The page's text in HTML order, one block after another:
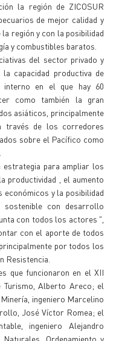
la región de ZICOSUR
de mejor calidad y
región y con la posibilidad
y combustibles baratos.
del sector privado y
capacidad productiva de
interno en el que hay 60
como también la gran
asiáticos, principalmente
través de los corredores
sobre el Pacífico como
para ampliar los
productividad , el aumento
económicos y la posibilidad
con desarrollo
con todos los actores ",
con el aporte de todos
por todos los
Resistencia.
que funcionaron en el XII
Turismo, Alberto Areco; el
ingeniero Marcelino
José Víctor Romea; el
ingeniero Alejandro
Ordenamiento y